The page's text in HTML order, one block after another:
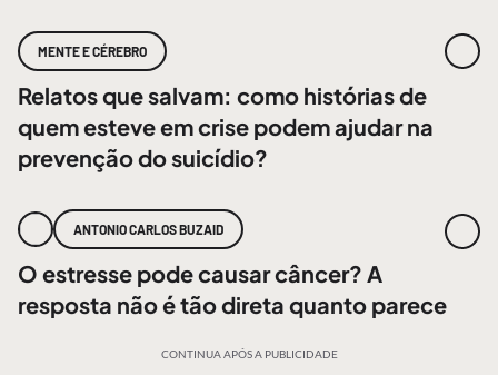
MENTE E CÉREBRO
Relatos que salvam: como histórias de
quem esteve em crise podem ajudar na
prevenção do suicídio?
ANTONIO CARLOS BUZAID
O estresse pode causar câncer? A
resposta não é tão direta quanto parece
CONTINUA APÓS A PUBLICIDADE